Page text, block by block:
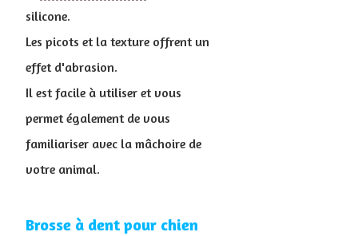
silicone.
Les picots et la texture offrent un
effet d'abrasion.
Il est facile à utiliser et vous
permet également de vous
familiariser avec la mâchoire de
votre animal.
Brosse à dent pour chien